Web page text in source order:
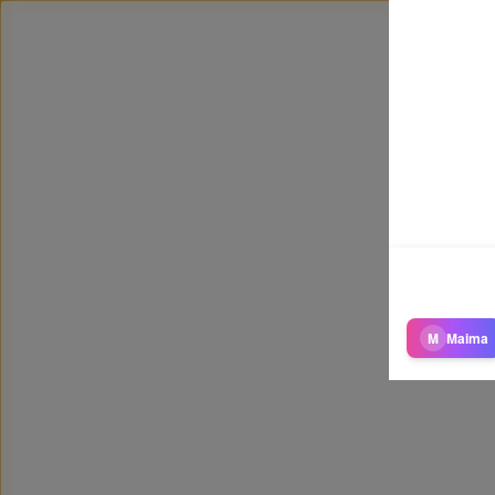
M Maima